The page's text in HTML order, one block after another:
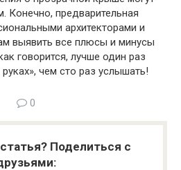
Конечно, предварительная
архитекторами и
выявить все плюсы и минусы
говорится, лучше один раз
чем сто раз услышать!
0
Поделиться с